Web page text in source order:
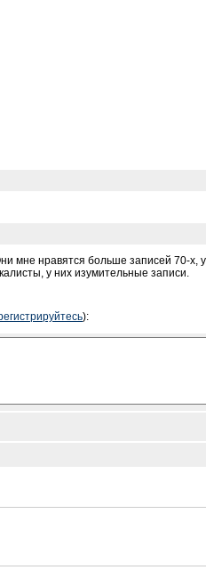
мне нравятся больше записей 70-х,
у них изумительные записи.
):